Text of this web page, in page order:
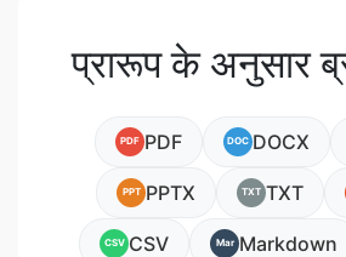
प्रारूप के अनुसार
PDF PDF DOC DOCX
PPT PPTX TXT TXT
CSV CSV Mar Markdown